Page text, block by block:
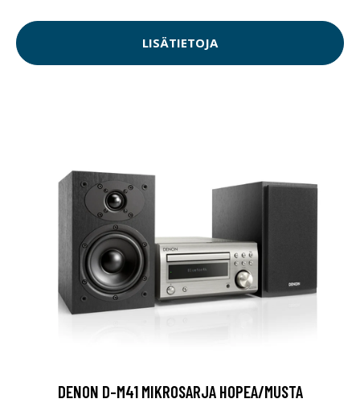
LISÄTIETOJA
DENON D-M41 MIKROSARJA HOPEA/MUSTA